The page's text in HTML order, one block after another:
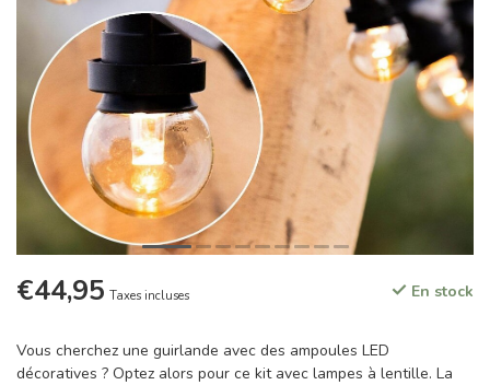
€44,95 Taxes incluses En stock
Vous cherchez une guirlande avec des ampoules LED
décoratives ? Optez alors pour ce kit avec lampes à lentille. La